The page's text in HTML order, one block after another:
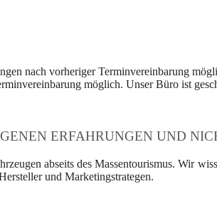
nach vorheriger Terminvereinbarung
möglich. Unser Büro ist
ERFAHRUNGEN UND
abseits des Massentourismus. Wir
und Marketingstrategen.